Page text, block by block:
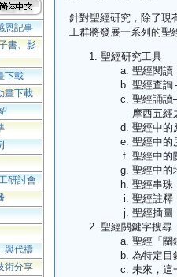
恩記事
書、影
下載
畫下載
研討會
與代禱
術分享
針對聖經研究，除了現
工群將發展一系列的聖
聖經研究工具
聖經閱讀
聖經查詢
聖經誦讀
摩西五經
聖經中的
聖經中的
聖經中的
聖經中的
聖經串珠
聖經註釋
聖經插圖
聖經關鍵字搜尋
聖經「關
為特定目
未來，這